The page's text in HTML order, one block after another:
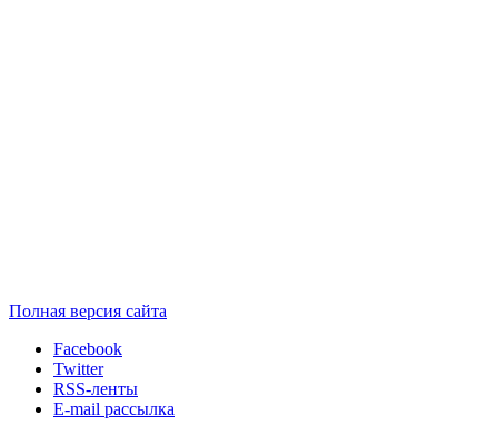
Полная версия сайта
Facebook
Twitter
RSS-ленты
E-mail рассылка